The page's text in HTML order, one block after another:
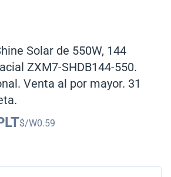
Solar de 550W, 144
ZXM7-SHDB144-550.
Venta al por mayor. 31
$/W0.59